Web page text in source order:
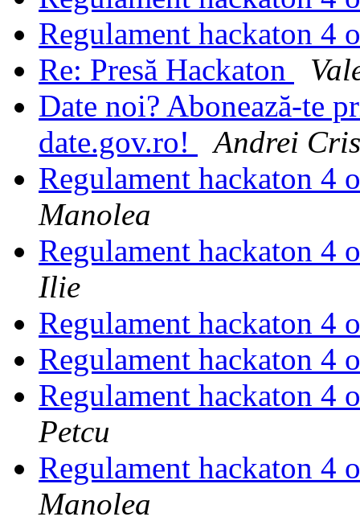
Regulament hackaton 4
Re: Presă Hackaton
Date noi? Abonează-te
date.gov.ro!
Andrei
Regulament hackaton 4
Manolea
Regulament hackaton 4
Ilie
Regulament hackaton 4
Regulament hackaton 4
Regulament hackaton 4
Petcu
Regulament hackaton 4
Manolea